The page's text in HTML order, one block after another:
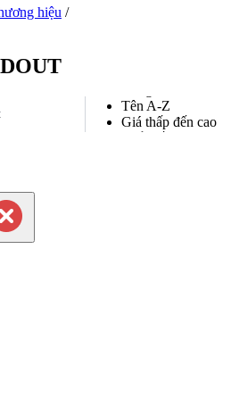
hiệu /
Tên A-Z
Giá thấp đến cao